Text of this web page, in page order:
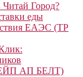
Читай Город?
еды
ЕАЭС (ТР
АП БЕЛТ)